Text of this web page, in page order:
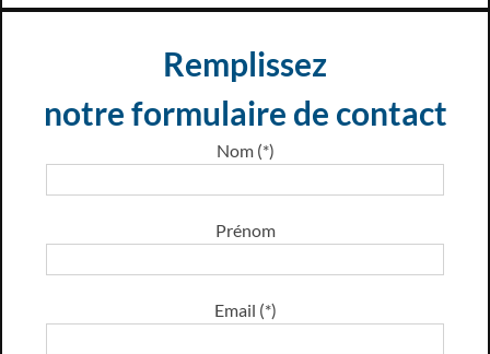
Remplissez
notre formulaire de contact
Nom (*)
Prénom
Email (*)